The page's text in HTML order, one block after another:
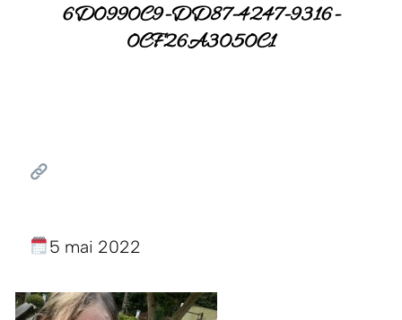
6D0990C9-DD87-4247-9316-
0CF26A3050C1
5 mai 2022